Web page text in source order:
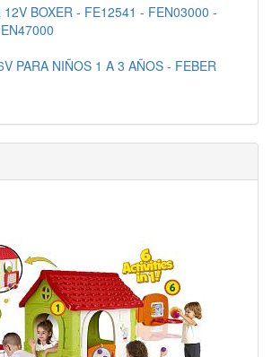
12V BOXER - FE12541 - FEN03000 -
PARA NIÑOS 1 A 3 AÑOS - FEBER